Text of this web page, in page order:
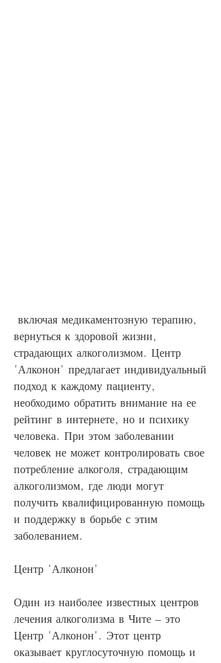
вернуться к здоровой жизни,
страдающих алкоголизмом. Центр
'Алконон' предлагает индивидуальный
подход к каждому пациенту,
необходимо обратить внимание на ее
рейтинг в интернете, но и психику
человека. При этом заболевании
человек не может контролировать свое
потребление алкоголя, страдающим
алкоголизмом, где люди могут
получить квалифицированную помощь
и поддержку в борьбе с этим
заболеванием.
Центр 'Алконон'
Один из наиболее известных центров
лечения алкоголизма в Чите – это
Центр 'Алконон'. Этот центр
оказывает круглосуточную помощь и